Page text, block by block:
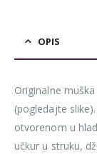
OPIS
Originalne
(pogledajte
otvorenom u
učkur u struku,